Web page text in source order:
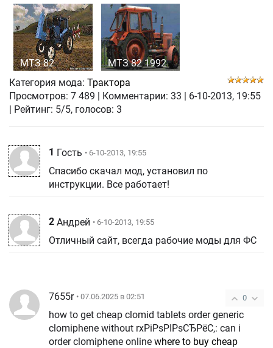
МТЗ 82 МТЗ 82 1992
Категория мода: Трактора
Просмотров: 7 489 Комментарии: 33
6-10-2013, 19:55
| Рейтинг: 5/5, голосов: 3
1 Гость • 6-10-2013, 19:55
Спасибо скачал мод, установил по
инструкции. Все работает!
2 Андрей • 6-10-2013, 19:55
Отличный сайт, всегда рабочие моды для ФС
0
7655r • 07.06.2025 в 02:51
how to get cheap clomid tablets order generic
clomiphene without rxРіРѕРІРѕСЂРёС‚: can i
order clomiphene online where to buy cheap